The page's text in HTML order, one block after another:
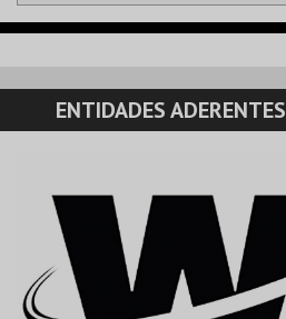
Olá,iniciar sessão
CARRINHO
EVENTOS
CARTÕES
PRODUTOS
ENTIDADES ADERENTES